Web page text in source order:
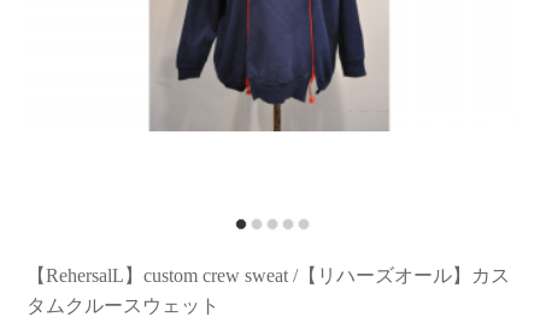
【RehersalL】custom crew sweat /【リハーズオール】カス
タムクルースウェット